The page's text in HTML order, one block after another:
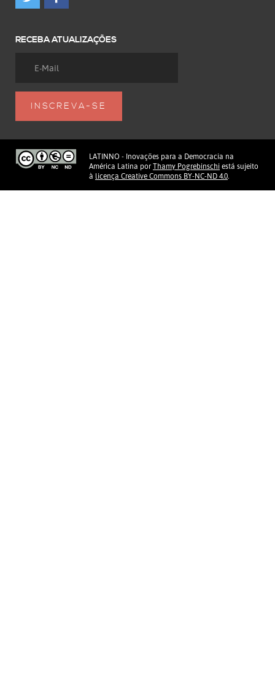
RECEBA ATUALIZAÇÕES
LATINNO - Inovações para a Democracia na
América Latina por Thamy Pogrebinschi está sujeito
à licença Creative Commons BY-NC-ND 4.0.